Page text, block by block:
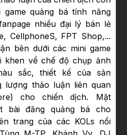
quảng bá tính năng
nhiều đại lý bán lẻ
CellphoneS, FPT Shop,...
bên dưới các mini game
khen về chế độ chụp ảnh
sắc, thiết kế của sản
lượng thảo luận liên quan
cho chiến dịch. Mặt
bài đăng quảng bá cho
trang của các KOLs nổi